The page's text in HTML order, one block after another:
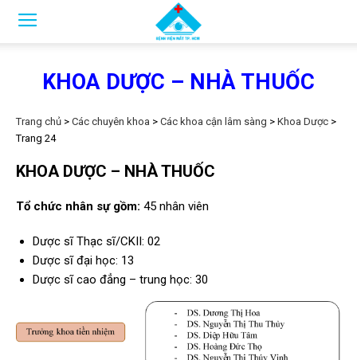
KHOA DƯỢC – NHÀ THUỐC
Trang chủ > Các chuyên khoa > Các khoa cận lâm sàng > Khoa Dược >
Trang 24
KHOA DƯỢC – NHÀ THUỐC
Tổ chức nhân sự gồm: 45 nhân viên
Dược sĩ Thạc sĩ/CKII: 02
Dược sĩ đại học: 13
Dược sĩ cao đẳng – trung học: 30